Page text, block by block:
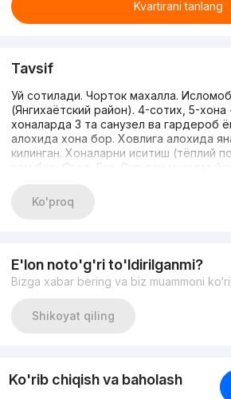
Kvartirani tanlang
Tavsif
Уй сотилади. Чорток махалла.
(Янгихаётский район). 4-сотих, 5-
хоналарда 3 та санузел ва гардероб
алохида хона бор. Ховлига алохида
килинган. Хоналарни иситиш (тёплий
хам бор. Свет, Газ, Сув дан муаммо
номер: 99 760-80-04 99 848-93-88
Ko'proq
E'lon noto'g'ri to'ldirilganmi?
Bizga xabar bering va biz muammoni
Shikoyat qiling
Ko'rib chiqish va baholash